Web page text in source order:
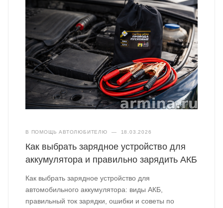
В ПОМОЩЬ АВТОЛЮБИТЕЛЮ — 18.03.2026
Как выбрать зарядное устройство для
аккумулятора и правильно зарядить АКБ
Как выбрать зарядное устройство для
автомобильного аккумулятора: виды АКБ,
правильный ток зарядки, ошибки и советы по